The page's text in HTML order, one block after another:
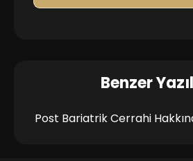
Benzer
Post Bariatrik Cerrahi